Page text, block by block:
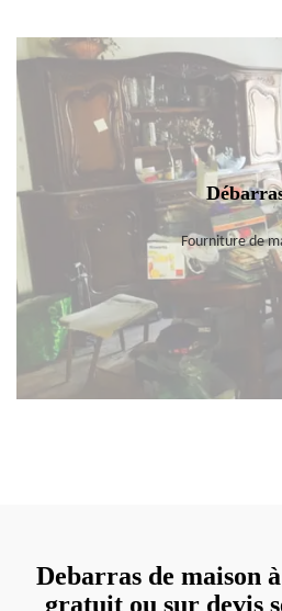
Fourniture de
Debarras de maison
gratuit ou sur devis